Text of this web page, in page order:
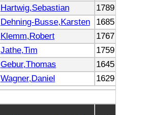
Hartwig,Sebastian
1789
Dehning-Busse,Karsten
1685
Klemm,Robert
1767
Jathe,Tim
1759
Gebur,Thomas
1645
Wagner,Daniel 1629